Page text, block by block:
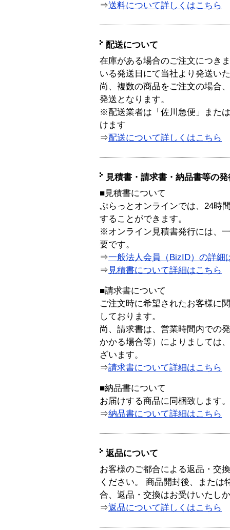
⇒送料について詳しくはこちら
配送について
在庫がある場合のご注文につき
いる発送日にて当社より発送い
尚、複数の商品をご注文の場合
発送となります。
※配送業者は「佐川急便」また
けます
⇒配送について詳しくはこちら
見積書・請求書・納品書等の
■見積書について
ぷらっとオンラインでは、24時
することができます。
※オンライン見積書発行には、
要です。
⇒一般法人会員（BizID）の詳細
⇒ 見積書について詳細はこちら
■請求書について
ご注文時に希望されたお客様に
しております。
尚、請求書は、営業時間内での
かかる場合等）によりましては
ざいます。
⇒請求書について詳細はこちら
■納品書について
お届けする商品に同梱致します。
⇒納品書について詳細はこちら
返品について
お客様のご都合による返品・交
ください。 商品開封後、または
合、返品・交換はお受けいたし
⇒返品について詳しくはこちら